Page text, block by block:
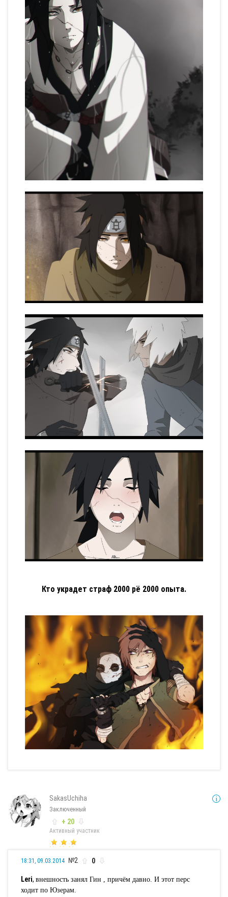
Кто украдет страф 2000 рё 2000 опыта.
SakasUchiha
Заключенный
+ 20
Активный участник
18:31, 09.03.2014 №2 0
Leri, внешность занял Гин , причём давно. И этот перс
ходит по Юзерам.